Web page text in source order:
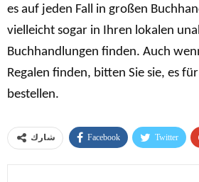
es auf jeden Fall in großen
vielleicht sogar in Ihren lokalen
Buchhandlungen finden. Auch
Regalen finden, bitten Sie sie, es
bestellen.
شارك Facebook Twitter